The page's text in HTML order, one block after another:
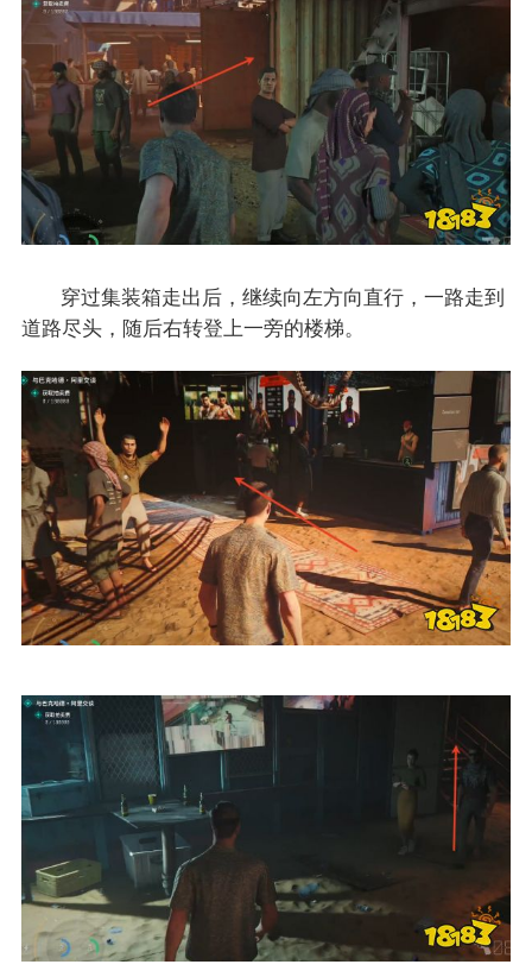
穿过集装箱走出后，继续向左方向直行，一路走到
道路尽头，随后右转登上一旁的楼梯。